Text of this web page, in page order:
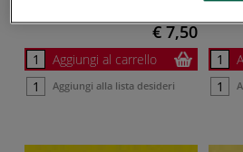
€ 7,50
Aggiungi al carrello
Aggiungi alla lista desideri